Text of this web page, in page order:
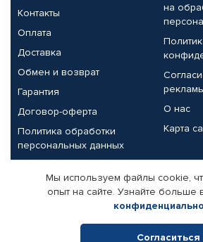
Контакты
Оплата
Доставка
Обмен и возврат
Гарантия
Договор-оферта
Политика обработки
персональных данных
на
О нас
Карта
Партнерам
Корпоративным клиентам
Поставщикам
Мы используем файлы cookie,
опыт на сайте. Узнайте больше
Согласиться